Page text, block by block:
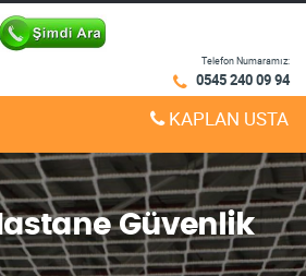
Telefon Numaramız:
0545 240 09 94
KAPLAN USTA
Güvenlik